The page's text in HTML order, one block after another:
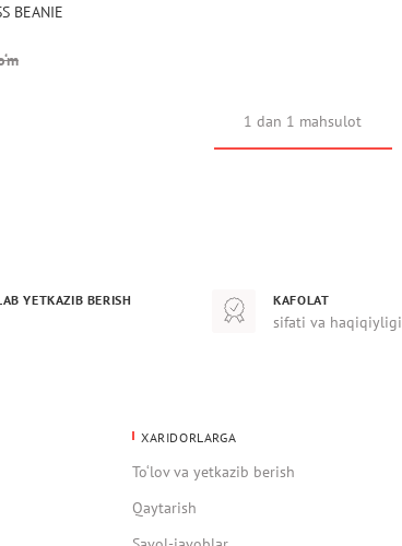
BEANIE
1 dan 1 mahsulot
YETKAZIB BERISH KAFOLAT
sifati va haqiqiyligi
XARIDORLARGA
To‘lov va yetkazib berish
Qaytarish